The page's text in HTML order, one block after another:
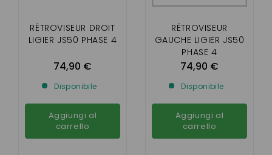
RÉTROVISEUR DROIT
LIGIER JS50 PHASE 4
74,90 €
Disponibile
Aggiungi al
carrello
RÉTROVISEUR
GAUCHE LIGIER JS50
PHASE 4
74,90 €
Disponibile
Aggiungi al
carrello